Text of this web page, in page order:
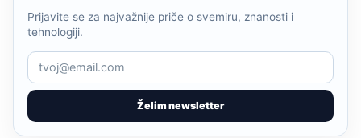
Želim newsletter
Prijavite se za najvažnije priče o svemiru, znanosti i
tehnologiji.